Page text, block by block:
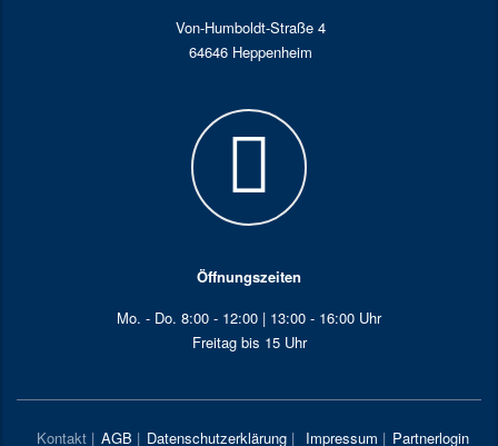
Von-Humboldt-Straße 4
64646 Heppenheim
Öffnungszeiten
Mo. - Do. 8:00 - 12:00 | 13:00 - 16:00 Uhr
Freitag bis 15 Uhr
Kontakt | AGB | Datenschutzerklärung | Impressum | Partnerlogin